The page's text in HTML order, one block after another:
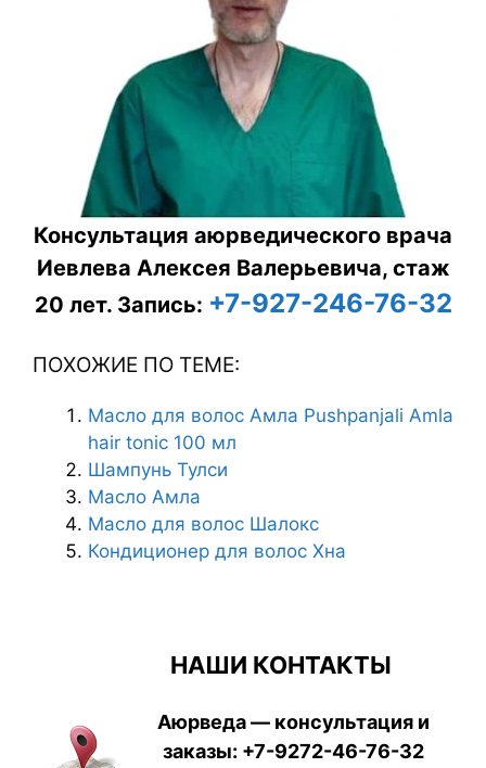
Консультация аюрведического врача
Иевлева Алексея Валерьевича, стаж
20 лет. Запись: +7-927-246-76-32
ПОХОЖИЕ ПО ТЕМЕ:
Масло для волос Амла Pushpanjali Amla
hair tonic 100 мл
Шампунь Тулси
Масло Амла
Масло для волос Шалокс
Кондиционер для волос Хна
НАШИ КОНТАКТЫ
Аюрведа — консультация и
заказы: +7-9272-46-76-32